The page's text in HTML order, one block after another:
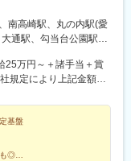
より徒歩約1分■仙台支
「高崎駅」より車で約
大阪支店「茨木駅」よ
決定します！※受動喫
南高崎駅、丸の内駅(愛
通駅、勾当台公園駅、
25万円～＋諸手当＋賞
規定により上記金額に
基盤
も◎